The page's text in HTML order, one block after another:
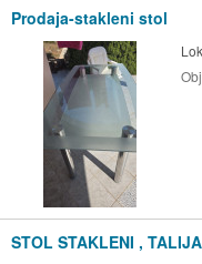
Prodaja-stakleni stol
STOL STAKLENI ,